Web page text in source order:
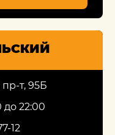
т, 95Б
22:00
12